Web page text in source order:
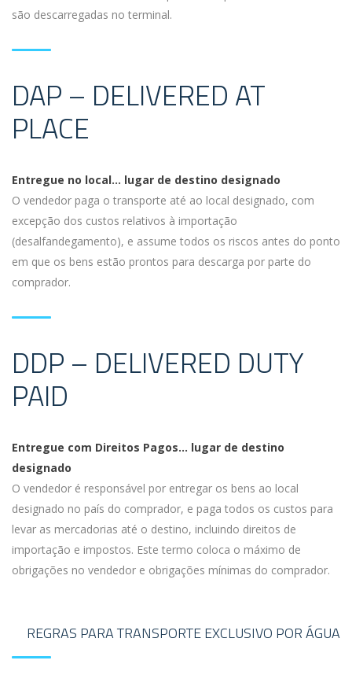
são descarregadas no terminal.
DAP – DELIVERED AT
PLACE
Entregue no local… lugar de destino designado
O vendedor paga o transporte até ao local designado, com
excepção dos custos relativos à importação
(desalfandegamento), e assume todos os riscos antes do ponto
em que os bens estão prontos para descarga por parte do
comprador.
DDP – DELIVERED DUTY
PAID
Entregue com Direitos Pagos… lugar de destino
designado
O vendedor é responsável por entregar os bens ao local
designado no país do comprador, e paga todos os custos para
levar as mercadorias até o destino, incluindo direitos de
importação e impostos. Este termo coloca o máximo de
obrigações no vendedor e obrigações mínimas do comprador.
REGRAS PARA TRANSPORTE EXCLUSIVO POR ÁGUA